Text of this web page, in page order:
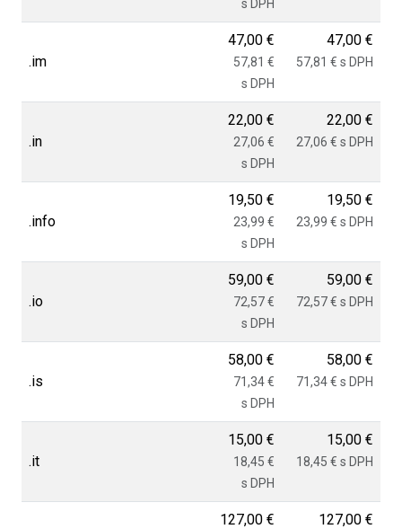
s DPH
.im
47,00 €
57,81 €
s DPH
47,00 €
57,81 € s DPH
.in
22,00 €
27,06 €
s DPH
22,00 €
27,06 € s DPH
.info
19,50 €
23,99 €
s DPH
19,50 €
23,99 € s DPH
.io
59,00 €
72,57 €
s DPH
59,00 €
72,57 € s DPH
.is
58,00 €
71,34 €
s DPH
58,00 €
71,34 € s DPH
.it
15,00 €
18,45 €
s DPH
15,00 €
18,45 € s DPH
127,00 € 127,00 €